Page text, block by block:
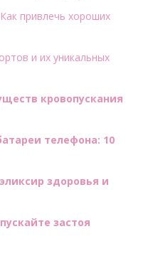
привлечь хороших
и их уникальных
кровопускания
телефона: 10
здоровья и
застоя